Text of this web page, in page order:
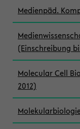
Medienpäd.
(Einschreibung
Molecular Cell
2012)